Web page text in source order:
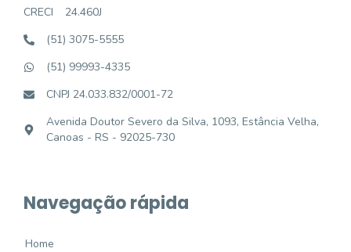
CRECI
24.460J
(51) 3075-5555
(51) 99993-4335
CNPJ 24.033.832/0001-72
Avenida Doutor Severo da Silva, 1093, Estância Velha,
Canoas - RS - 92025-730
Navegação rápida
Home